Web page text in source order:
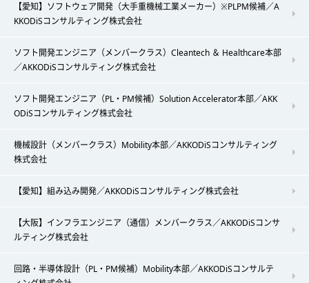
【愛知】ソフトウェア開発（大手重機械工業メーカー）※PLPM候補／A
KKODiSコンサルティング株式会社
ソフト開発エンジニア（メンバークラス）Cleantech ＆ Healthcare本部
／AKKODiSコンサルティング株式会社
ソフト開発エンジニア（PL・PM候補）Solution Accelerator本部／AKK
ODiSコンサルティング株式会社
機械設計（メンバークラス）Mobility本部／AKKODiSコンサルティング
株式会社
【愛知】組み込み開発／AKKODiSコンサルティング株式会社
【大阪】インフラエンジニア（通信）メンバークラス／AKKODiSコンサ
ルティング株式会社
回路・半導体設計（PL・PM候補）Mobility本部／AKKODiSコンサルテ